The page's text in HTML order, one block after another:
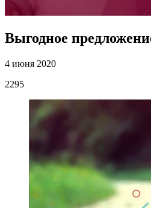
Выгодное
4 июня 2020
2295